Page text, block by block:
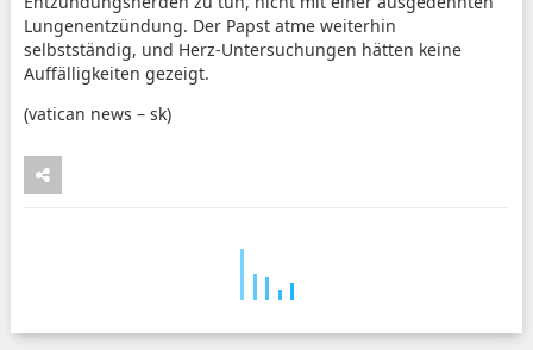
Lungenentzündung. Der Papst atme weiterhin
selbstständig, und Herz-Untersuchungen hätten keine
Auffälligkeiten gezeigt.
(vatican news – sk)